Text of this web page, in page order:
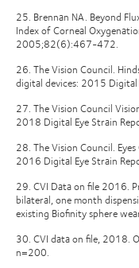
25. Brennan NA. Beyond
Index of Corneal
2005;82(6):467-472.
26. The Vision Council.
digital devices: 2015 Digital
27. The Vision Council
2018 Digital Eye Strain
28. The Vision Council.
2016 Digital Eye Strain
29. CVI Data on file 2016.
bilateral, one month
existing Biofinity sphere
30. CVI data on file, 2018.
n=200.